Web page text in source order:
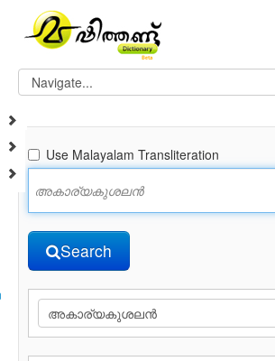
Use Malayalam Transliteration
Search